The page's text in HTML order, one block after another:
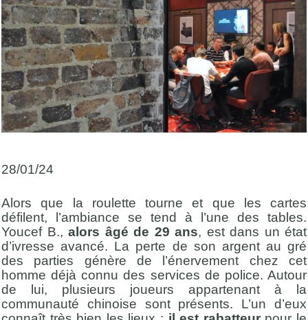
28/01/24
Alors que la roulette tourne et que les cartes
défilent, l’ambiance se tend à l’une des tables.
Youcef B., alors âgé de 29 ans, est dans un état
d’ivresse avancé. La perte de son argent au gré
des parties génère de l’énervement chez cet
homme déjà connu des services de police. Autour
de lui, plusieurs joueurs appartenant à la
communauté chinoise sont présents. L’un d’eux